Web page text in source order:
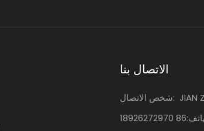
الاتصال بنا
شخص الاتصال: JIAN
18926272970